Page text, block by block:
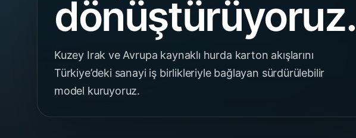
dönüştürüyoruz.
Kuzey Irak ve Avrupa kaynaklı hurda karton akışlarını
Türkiye’deki sanayi iş birlikleriyle bağlayan sürdürülebilir
model kuruyoruz.